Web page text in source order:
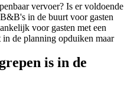
vervoer? Is er voldoende
in de buurt voor gasten
voor gasten met een
de planning opduiken maar
is in de